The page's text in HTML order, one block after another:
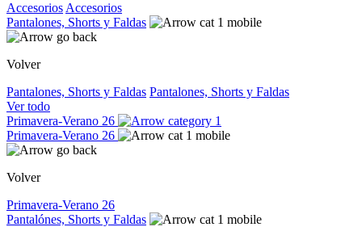
Accesorios Accesorios
Pantalones, Shorts y Faldas
Volver
Pantalones, Shorts y Faldas Pantalones, Shorts y Faldas
Ver todo
Primavera-Verano 26
Primavera-Verano 26
Volver
Primavera-Verano 26
Pantalónes, Shorts y Faldas